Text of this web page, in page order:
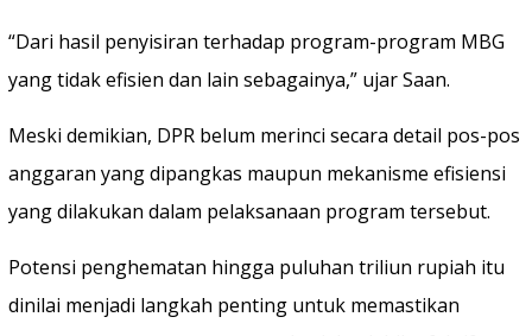
“Dari hasil penyisiran terhadap program-program MBG
yang tidak efisien dan lain sebagainya,” ujar Saan.
Meski demikian, DPR belum merinci secara detail pos-pos
anggaran yang dipangkas maupun mekanisme efisiensi
yang dilakukan dalam pelaksanaan program tersebut.
Potensi penghematan hingga puluhan triliun rupiah itu
dinilai menjadi langkah penting untuk memastikan